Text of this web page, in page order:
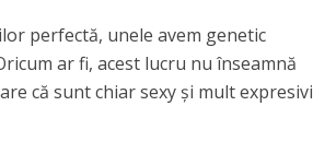
perfectă, unele avem genetic
ar fi, acest lucru nu înseamnă
că sunt chiar sexy și mult expresivi